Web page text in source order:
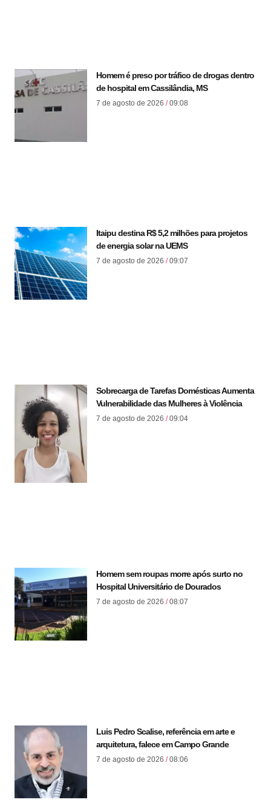
Homem é preso por tráfico de drogas dentro
de hospital em Cassilândia, MS
7 de agosto de 2026 09:08
Itaipu destina R$ 5,2 milhões para projetos
de energia solar na UEMS
7 de agosto de 2026 09:07
Sobrecarga de Tarefas Domésticas Aumenta
Vulnerabilidade das Mulheres à Violência
7 de agosto de 2026 09:04
Homem sem roupas morre após surto no
Hospital Universitário de Dourados
7 de agosto de 2026 08:07
Luis Pedro Scalise, referência em arte e
arquitetura, falece em Campo Grande
7 de agosto de 2026 08:06